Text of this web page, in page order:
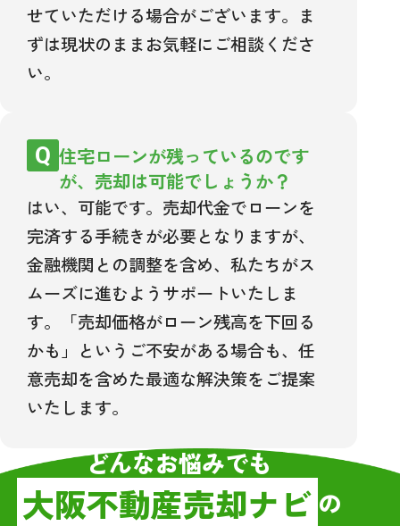
せていただける場合がございます。ま
ずは現状のままお気軽にご相談くださ
い。
住宅ローンが残っているのです
が、売却は可能でしょうか？
はい、可能です。売却代金でローンを
完済する手続きが必要となりますが、
金融機関との調整を含め、私たちがス
ムーズに進むようサポートいたしま
す。「売却価格がローン残高を下回る
かも」というご不安がある場合も、任
意売却を含めた最適な解決策をご提案
いたします。
どんなお悩みでも
大阪不動産売却ナビ の